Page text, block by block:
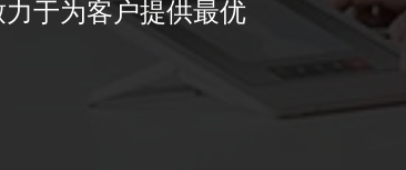
于为客户提供最优